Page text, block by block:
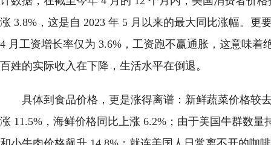
涨 3.8%，这是自 2023 年 5 月以来的最大同比涨幅。更
4 月工资增长率仅为 3.6%，工资跑不赢通胀，这意味着
百姓的实际收入在下降，生活水平在倒退。
具体到食品价格，更是涨得离谱：新鲜蔬菜价格较
涨 11.5%，海鲜价格同比上涨 6.2%；由于美国牛群数量